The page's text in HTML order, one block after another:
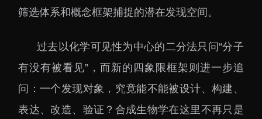
党建工作
群团工作
国家高性能医疗器械创
新中心
筛选体系和概念框架捕捉的潜在发现空间。
过去以化学可见性为中心的二分法只问“分子
有没有被看见”，而新的四象限框架则进一步追
问：一个发现对象，究竟能不能被设计、构建、
表达、改造、验证？合成生物学在这里不再只是